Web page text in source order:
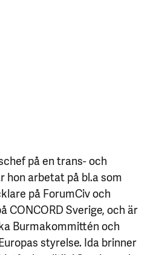
på en trans- och
hon arbetat på bl.a som
på ForumCiv och
CONCORD Sverige, och är
Burmakommittén och
styrelse. Ida brinner